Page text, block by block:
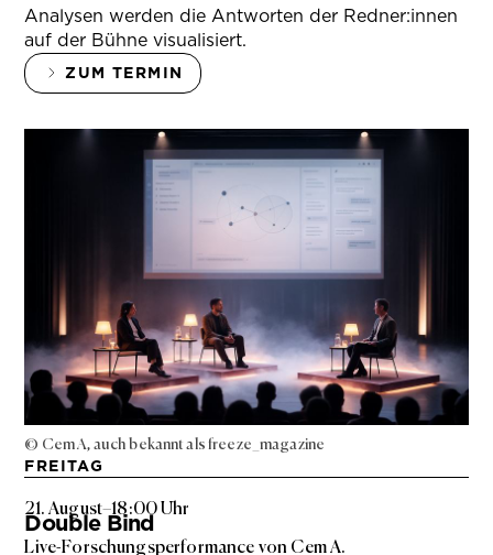
Analysen werden die Antworten der Redner:innen
auf der Bühne visualisiert.
ZUM TERMIN
© Cem A, auch bekannt als freeze_magazine
FREITAG
21. August–18:00 Uhr
Double Bind
Live-Forschungsperformance von Cem A.